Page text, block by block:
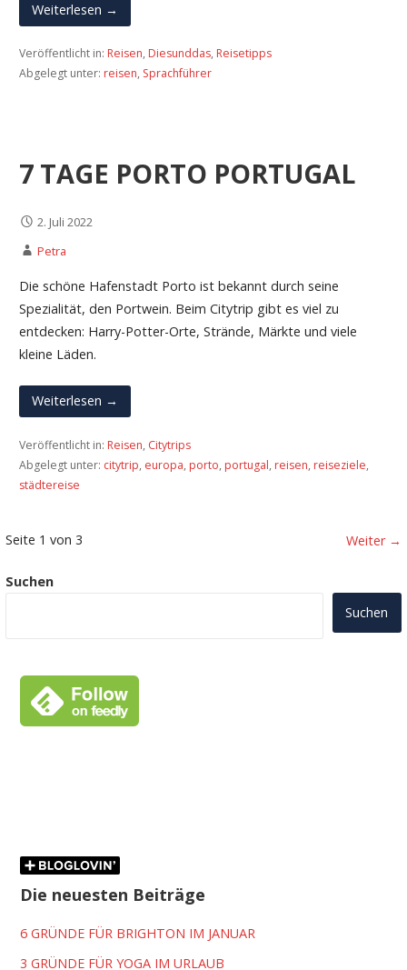
Weiterlesen →
Veröffentlicht in: Reisen, Diesunddas, Reisetipps
Abgelegt unter: reisen, Sprachführer
7 TAGE PORTO PORTUGAL
2. Juli 2022
Petra
Die schöne Hafenstadt Porto ist bekannt durch seine
Spezialität, den Portwein. Beim Citytrip gibt es viel zu
entdecken: Harry-Potter-Orte, Strände, Märkte und viele
kleine Läden.
Weiterlesen →
Veröffentlicht in: Reisen, Citytrips
Abgelegt unter: citytrip, europa, porto, portugal, reisen, reiseziele,
städtereise
Beitrag
Navigation
Seite 1 von 3 Weiter →
Suchen
Suchen
Die neuesten Beiträge
6 GRÜNDE FÜR BRIGHTON IM JANUAR
3 GRÜNDE FÜR YOGA IM URLAUB